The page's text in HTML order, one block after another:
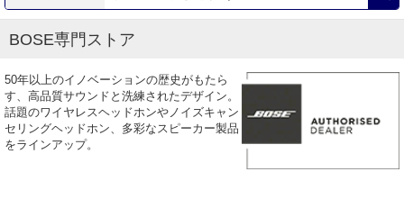
BOSE専門ストア
50年以上のイノベーションの歴史がもたら
す、高品質サウンドと洗練されたデザイン。
話題のワイヤレスヘッドホンやノイズキャン
セリングヘッドホン、多彩なスピーカー製品
をラインアップ。